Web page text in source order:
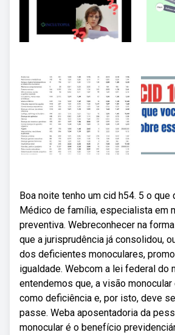
Boa noite tenho um cid h54. 5 o que
Médico de família, especialista em
preventiva. Webreconhecer na
que a jurisprudência já consolidou,
dos deficientes monoculares,
igualdade. Webcom a lei federal do
entendemos que, a visão
como deficiência e, por isto, deve
passe. Weba aposentadoria da
monocular é o benefício